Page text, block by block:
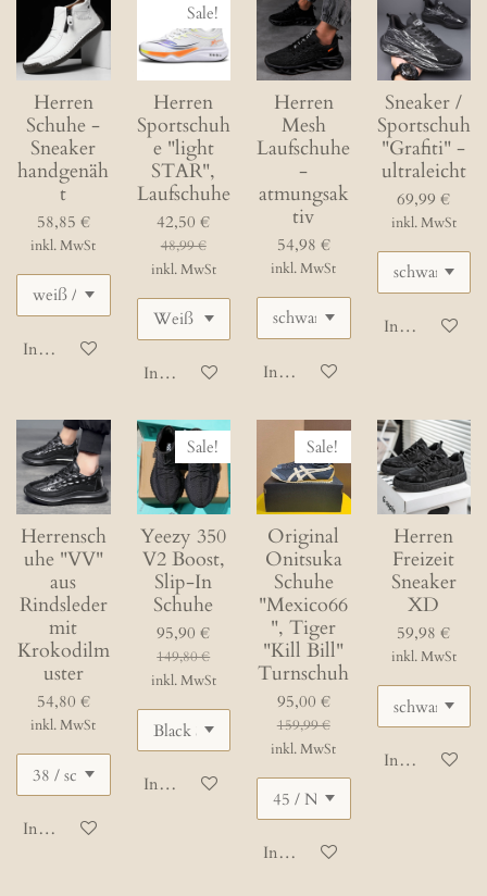
Herren
Schuhe -
Sneaker
handgenäh
t
58,85 €
inkl. MwSt
In den Warenkorb
Sale!
Herren
Sportschuh
e "light
STAR",
Laufschuhe
42,50 €
48,99 €
inkl. MwSt
In den Warenkorb
Herren
Mesh
Laufschuhe
-
atmungsak
tiv
54,98 €
inkl. MwSt
In den Warenkorb
Sneaker /
Sportschuh
"Grafiti" -
ultraleicht
69,99 €
inkl. MwSt
In den
Herrensch
uhe "VV"
aus
Rindsleder
mit
Krokodilm
uster
54,80 €
inkl. MwSt
In den Warenkorb
Sale!
Yeezy 350
V2 Boost,
Slip-In
Schuhe
95,90 €
149,80 €
inkl. MwSt
In den Warenkorb
Sale!
Original
Onitsuka
Schuhe
"Mexico66
", Tiger
"Kill Bill"
Turnschuh
95,00 €
159,99 €
inkl. MwSt
In den Warenkorb
Herren
Freizeit
Sneaker
XD
59,98 €
inkl. MwSt
In den